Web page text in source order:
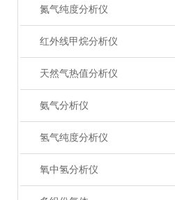
氮气纯度分析仪
红外线甲烷分析仪
天然气热值分析仪
氨气分析仪
氢气纯度分析仪
氧中氢分析仪